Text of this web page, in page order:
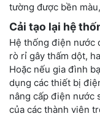
tường được bền
Cải tạo lại hệ
Hệ thống điện nước
rò rỉ gây thấm dột,
Hoặc nếu gia đình
dụng các thiết bị
nâng cấp điện nước
của các thành viên